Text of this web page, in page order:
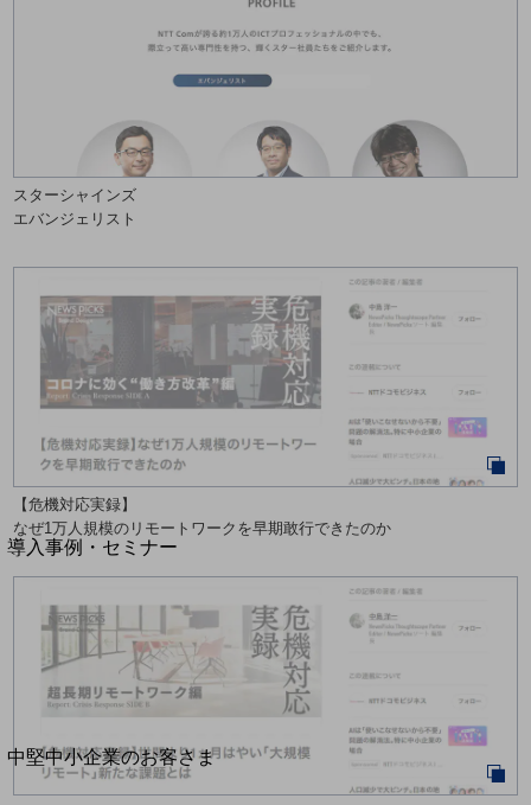
IoT向け回線料金
home5Gプラン
モバイルサービス
端末の一元管理
セキュリティ
運用保守・故障紛失サポート
回線・ネットワーク
お手続き
別ウィンドウで開きます
サービスをご利用中のお客さま
導入事例・セミナー
導入事例TOP
最新の導入事例や注目の導入事例をご紹介します
セミナー
開催・出展する各種セミナー、イベント情報をご紹介します
別ウィンドウで開きます
中堅中小企業のお客さま
NTTドコモビジネスウォッチ
スターシャインズ
エバンジェリスト
【危機対応実録】
なぜ1万人規模のリモートワークを早期敢行できたのか